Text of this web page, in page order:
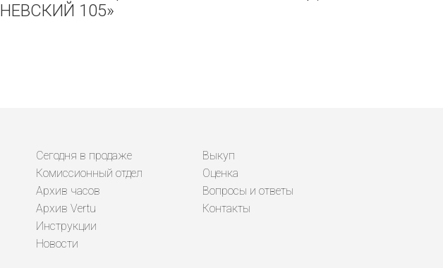
105»
Сегодня в продаже
Комиссионный отдел
Архив часов
Архив Vertu
Инструкции
Новости
Выкуп
Оценка
Вопросы и ответы
Контакты